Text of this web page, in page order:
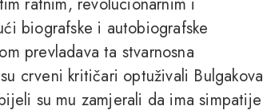
biografske i autobiografske
prevladava ta stvarnosna
crveni kritičari optuživali Bulgakova
su mu zamjerali da ima simpatije